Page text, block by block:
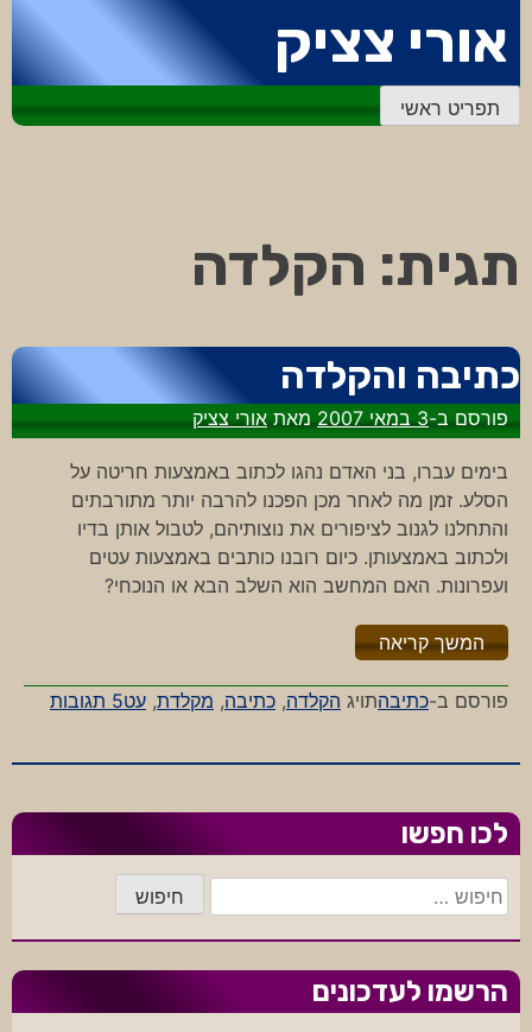
לתוכן
אורי צציק
תפריט ראשי
תגית: הקלדה
כתיבה והקלדה
פורסם ב-3 במאי 2007 מאתאורי צציק
בימים עברו, בני האדם נהגו לכתוב באמצעות חריטה על
הסלע. זמן מה לאחר מכן הפכנו להרבה יותר מתורבתים
והתחלנו לגנוב לציפורים את נוצותיהם, לטבול אותן בדיו
ולכתוב באמצעותן. כיום רובנו כותבים באמצעות עטים
ועפרונות. האם המחשב הוא השלב הבא או הנוכחי?
המשך קריאה"%s"
פורסם ב-כתיבהתויג הקלדה, כתיבה, מקלדת, עט5 תגובות
על
לכו חפשו
חיפוש:
הרשמו לעדכונים